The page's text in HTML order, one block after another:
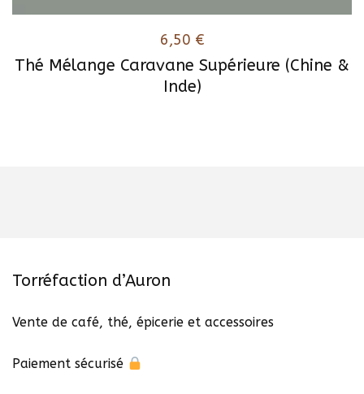
Thé Mélange Caravane Supérieure (Chine &
Inde)
6,50 €
Torréfaction d’Auron
Vente de café, thé, épicerie et accessoires
Paiement sécurisé